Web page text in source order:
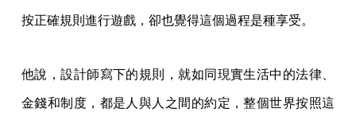
按正確規則進行遊戲，卻也覺得這個過程是種享受。
他說，設計師寫下的規則，就如同現實生活中的法律、
金錢和制度，都是人與人之間的約定，整個世界按照這